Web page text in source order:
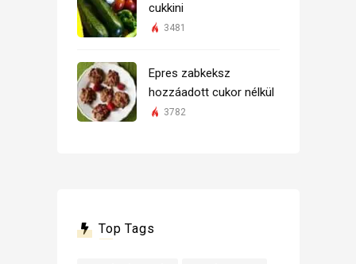
cukkini
3481
Epres zabkeksz
hozzáadott cukor nélkül
3782
Top Tags